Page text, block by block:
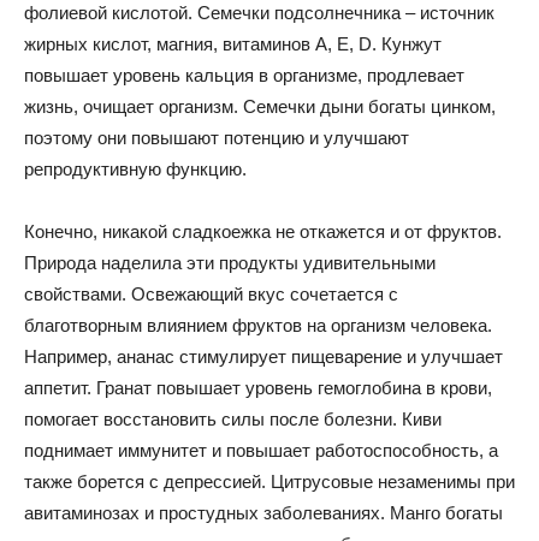
фолиевой кислотой. Семечки подсолнечника – источник
жирных кислот, магния, витаминов А, E, D. Кунжут
повышает уровень кальция в организме, продлевает
жизнь, очищает организм. Семечки дыни богаты цинком,
поэтому они повышают потенцию и улучшают
репродуктивную функцию.
Конечно, никакой сладкоежка не откажется и от фруктов.
Природа наделила эти продукты удивительными
свойствами. Освежающий вкус сочетается с
благотворным влиянием фруктов на организм человека.
Например, ананас стимулирует пищеварение и улучшает
аппетит. Гранат повышает уровень гемоглобина в крови,
помогает восстановить силы после болезни. Киви
поднимает иммунитет и повышает работоспособность, а
также борется с депрессией. Цитрусовые незаменимы при
авитаминозах и простудных заболеваниях. Манго богаты